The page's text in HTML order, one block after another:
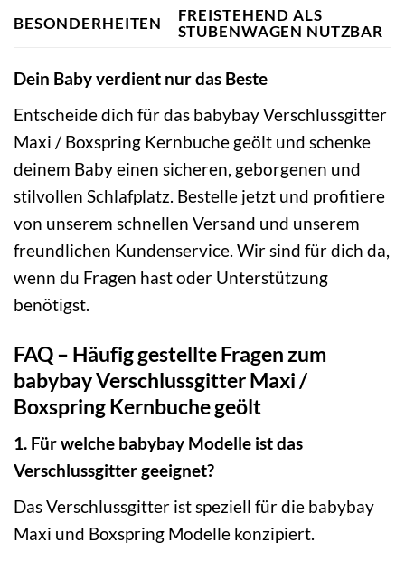
BESONDERHEITEN
FREISTEHEND ALS
STUBENWAGEN NUTZBAR
Dein Baby verdient nur das Beste
Entscheide dich für das babybay Verschlussgitter
Maxi / Boxspring Kernbuche geölt und schenke
deinem Baby einen sicheren, geborgenen und
stilvollen Schlafplatz. Bestelle jetzt und profitiere
von unserem schnellen Versand und unserem
freundlichen Kundenservice. Wir sind für dich da,
wenn du Fragen hast oder Unterstützung
benötigst.
FAQ – Häufig gestellte Fragen zum
babybay Verschlussgitter Maxi /
Boxspring Kernbuche geölt
1. Für welche babybay Modelle ist das
Verschlussgitter geeignet?
Das Verschlussgitter ist speziell für die babybay
Maxi und Boxspring Modelle konzipiert.